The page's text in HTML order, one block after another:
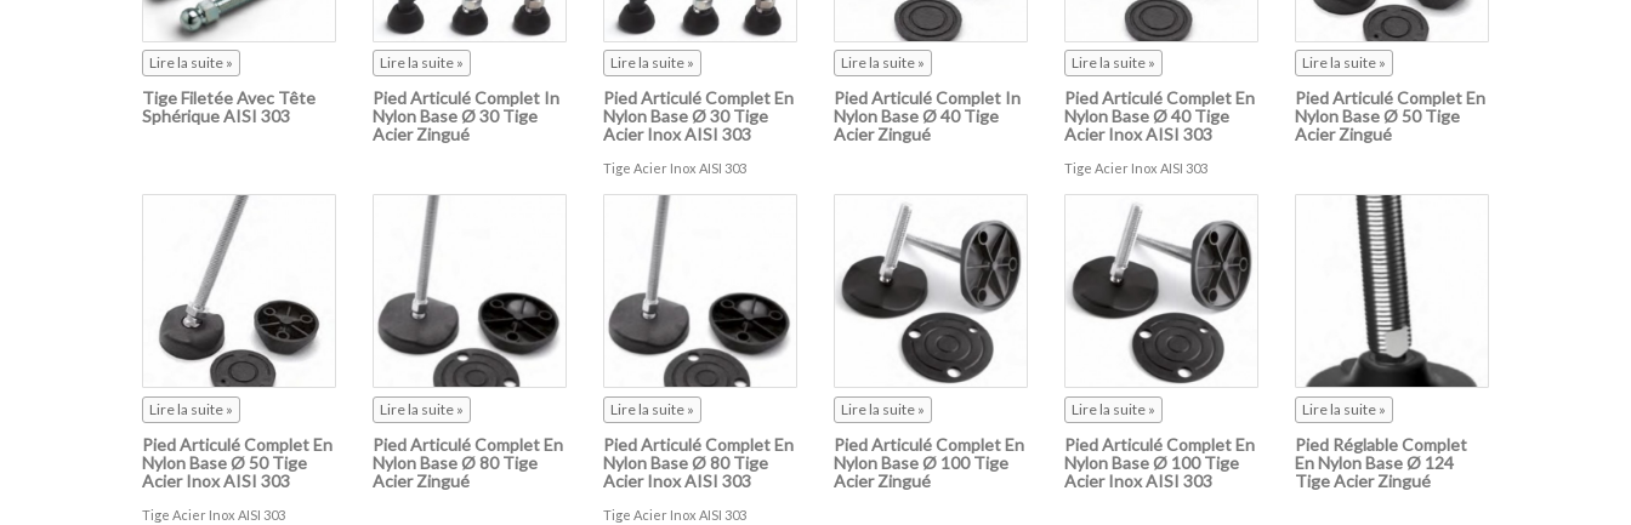
Lire la suite »
Tige Filetée Avec Tête
Sphérique AISI 303
Lire la suite »
Pied Articulé Complet In
Nylon Base Ø 30 Tige
Acier Zingué
Lire la suite »
Pied Articulé Complet En
Nylon Base Ø 30 Tige
Acier Inox AISI 303
Tige Acier Inox AISI 303
Lire la suite »
Pied Articulé Complet In
Nylon Base Ø 40 Tige
Acier Zingué
Lire la suite »
Pied Articulé Complet En
Nylon Base Ø 40 Tige
Acier Inox AISI 303
Tige Acier Inox AISI 303
Lire la suite »
Pied Articulé Complet En
Nylon Base Ø 50 Tige
Acier Zingué
Lire la suite »
Pied Articulé Complet En
Nylon Base Ø 50 Tige
Acier Inox AISI 303
Tige Acier Inox AISI 303
Lire la suite »
Pied Articulé Complet En
Nylon Base Ø 80 Tige
Acier Zingué
Lire la suite »
Pied Articulé Complet En
Nylon Base Ø 80 Tige
Acier Inox AISI 303
Tige Acier Inox AISI 303
Lire la suite »
Pied Articulé Complet En
Nylon Base Ø 100 Tige
Acier Zingué
Lire la suite »
Pied Articulé Complet En
Nylon Base Ø 100 Tige
Acier Inox AISI 303
Lire la suite »
Pied Réglable Complet
En Nylon Base Ø 124
Tige Acier Zingué